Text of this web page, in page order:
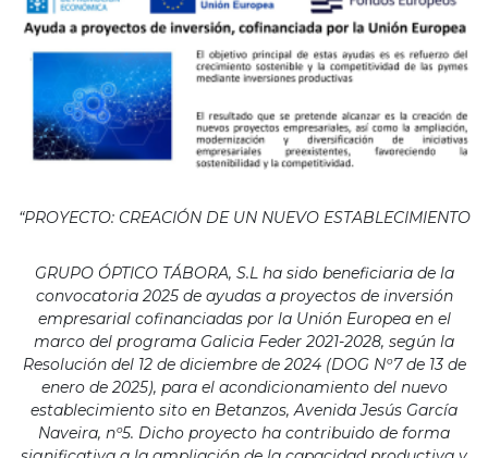
“PROYECTO: CREACIÓN DE UN NUEVO ESTABLECIMIENTO
GRUPO ÓPTICO TÁBORA, S.L ha sido beneficiaria de la
convocatoria 2025 de ayudas a proyectos de inversión
empresarial cofinanciadas por la Unión Europea en el
marco del programa Galicia Feder 2021-2028, según la
Resolución del 12 de diciembre de 2024 (DOG Nº7 de 13 de
enero de 2025), para el acondicionamiento del nuevo
establecimiento sito en Betanzos, Avenida Jesús García
Naveira, nº5. Dicho proyecto ha contribuido de forma